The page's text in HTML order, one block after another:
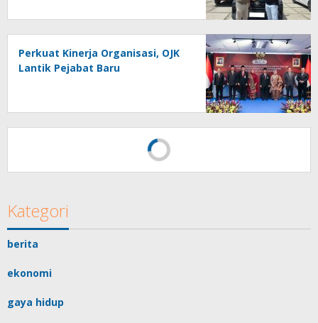
Perkuat Kinerja Organisasi, OJK
Lantik Pejabat Baru
Kategori
berita
ekonomi
gaya hidup